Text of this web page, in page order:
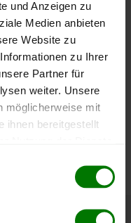
und Anzeigen zu
Medien anbieten
Website zu
zu Ihrer
Partner für
weiter. Unsere
möglicherweise mit
ihnen bereitgestellt
2026
in Deutschland